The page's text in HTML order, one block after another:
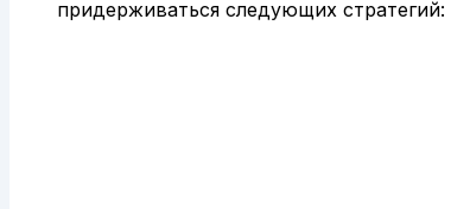
придерживаться следующих стратегий: